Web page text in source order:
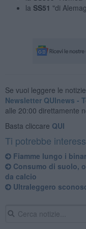
la SS51 "di
Se vuoi leggere le
Newsletter QUInews -
alle 20:00 direttamente
Basta cliccare QUI
Ti potrebbe
Fiamme lungo i
Consumo di suolo,
da calcio
Ultraleggero